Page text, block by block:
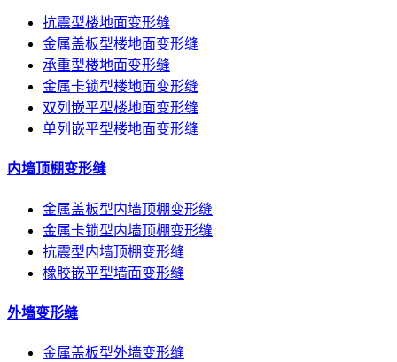
抗震型楼地面变形缝
金属盖板型楼地面变形缝
承重型楼地面变形缝
金属卡锁型楼地面变形缝
双列嵌平型楼地面变形缝
单列嵌平型楼地面变形缝
内墙顶棚变形缝
金属盖板型内墙顶棚变形缝
金属卡锁型内墙顶棚变形缝
抗震型内墙顶棚变形缝
橡胶嵌平型墙面变形缝
外墙变形缝
金属盖板型外墙变形缝